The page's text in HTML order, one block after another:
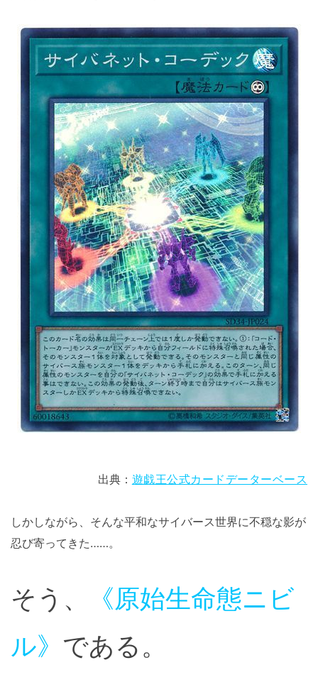
出典： 遊戯王公式カードデーターベース
しかしながら、そんな平和なサイバース世界に不穏な影が
忍び寄ってきた……。
そう、
《原始生命態ニビ
ル》 である。